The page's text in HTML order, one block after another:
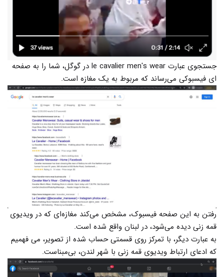
جستجوی عبارت le cavalier men's wear در گوگل، شما را به صفحه
ای فیسبوکی می‌رساند که مربوط به یک مغازه است.
رفتن به این صفحه فیسبوک، مشخص می‌کند مغازه‌ای که در ویدیوی
قمه زنی دیده می‌شود، در لبنان واقع شده است.
به عبارت دیگر، با تمرکز روی قسمتی حساب شده از تصویر، می فهمیم
که ادعای ارتباط ویدیوی قمه زنی با شهر لندن، بی‌مبناست.